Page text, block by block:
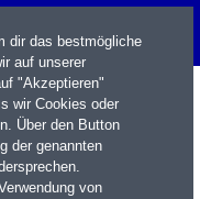
dir das bestmögliche
auf unserer
"Akzeptieren"
wir Cookies oder
Über den Button
der genannten
von